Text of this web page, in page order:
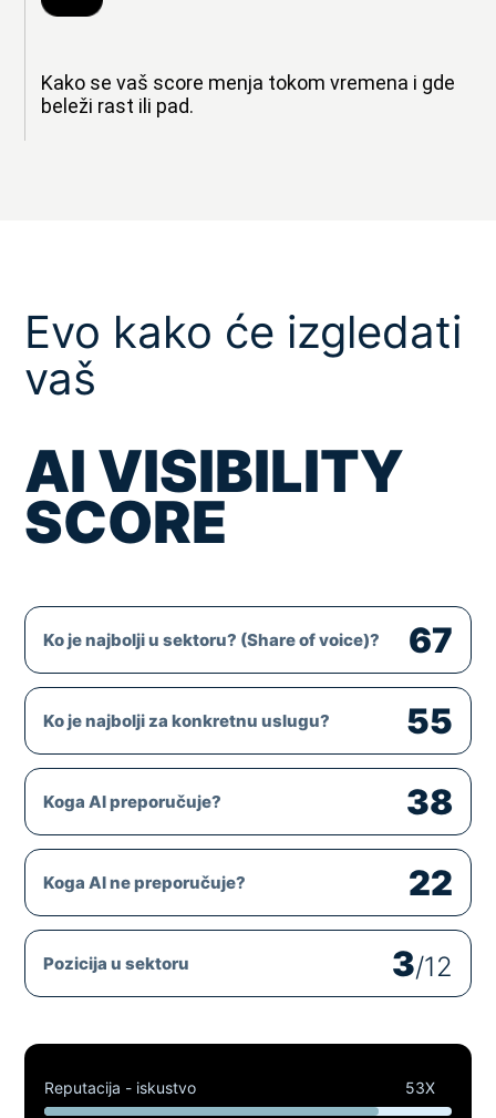
Kako se vaš score menja tokom vremena i gde
beleži rast ili pad.
Evo kako će izgledati
vaš
AI VISIBILITY
SCORE
Ko je najbolji u sektoru? (Share of voice)? 67
Ko je najbolji za konkretnu uslugu? 55
Koga AI preporučuje? 38
Koga AI ne preporučuje? 22
Pozicija u sektoru 3/12
Reputacija - iskustvo 53X